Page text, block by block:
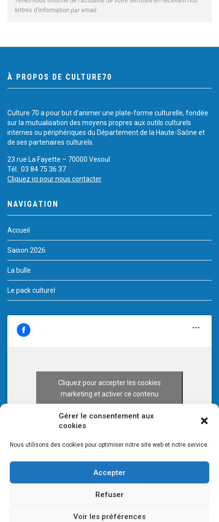
Gérer le consentement aux
cookies
Nous utilisons des cookies pour optimiser notre site web et notre service.
Accepter
Refuser
Voir les préférences
lettres d'information par email
À PROPOS DE CULTURE70
Culture 70 a pour but d’animer une plate-forme culturelle, fondée
sur la mutualisation des moyens propres aux outils culturels
internes ou périphériques du Département de la Haute-Saône et
de ses partenaires culturels.
23 rue La Fayette – 70000 Vesoul
Tél.: 03 84 75 36 37
Cliquez ici pour nous contacter
NAVIGATION
Accueil
Saison 2026
La bulle
Le pack culturel
Cliquez pour accepter les cookies
marketing et activer ce contenu
© 2026 CULTURE 70 -Mentions légales-